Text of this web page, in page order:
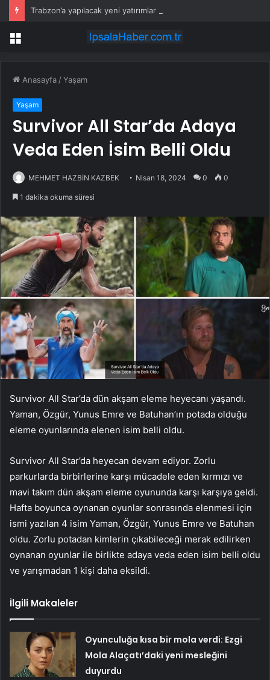
Trabzon’a yapılacak yeni yatırımlar imza altına alındı
Menü
Anasayfa /Yaşam
Yaşam
Survivor All Star’da Adaya
Veda Eden İsim Belli Oldu
MEHMET HAZBİN KAZBEK Nisan 18, 2024 0 0
1 dakika okuma süresi
Survivor All Star’da dün akşam eleme heyecanı yaşandı.
Yaman, Özgür, Yunus Emre ve Batuhan’ın potada olduğu
eleme oyunlarında elenen isim belli oldu.
Survivor All Star’da heyecan devam ediyor. Zorlu
parkurlarda birbirlerine karşı mücadele eden kırmızı ve
mavi takım dün akşam eleme oyununda karşı karşıya geldi.
Hafta boyunca oynanan oyunlar sonrasında elenmesi için
ismi yazılan 4 isim Yaman, Özgür, Yunus Emre ve Batuhan
oldu. Zorlu potadan kimlerin çıkabileceği merak edilirken
oynanan oyunlar ile birlikte adaya veda eden isim belli oldu
ve yarışmadan 1 kişi daha eksildi.
İlgili Makaleler
Oyunculuğa kısa bir mola verdi: Ezgi
Mola Alaçatı’daki yeni mesleğini
duyurdu